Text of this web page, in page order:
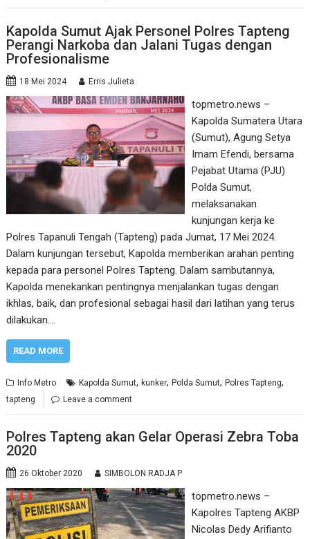
Kapolda Sumut Ajak Personel Polres Tapteng
Perangi Narkoba dan Jalani Tugas dengan
Profesionalisme
18 Mei 2024 Erris Julieta
topmetro.news –
Kapolda Sumatera Utara
(Sumut), Agung Setya
Imam Efendi, bersama
Pejabat Utama (PJU)
Polda Sumut,
melaksanakan
kunjungan kerja ke
Polres Tapanuli Tengah (Tapteng) pada Jumat, 17 Mei 2024.
Dalam kunjungan tersebut, Kapolda memberikan arahan penting
kepada para personel Polres Tapteng. Dalam sambutannya,
Kapolda menekankan pentingnya menjalankan tugas dengan
ikhlas, baik, dan profesional sebagai hasil dari latihan yang terus
dilakukan.…
READ MORE
Info Metro Kapolda Sumut,kunker,Polda Sumut,Polres Tapteng,
tapteng Leave a comment
Polres Tapteng akan Gelar Operasi Zebra Toba
2020
26 Oktober 2020 SIMBOLON RADJA P
topmetro.news –
Kapolres Tapteng AKBP
Nicolas Dedy Arifianto